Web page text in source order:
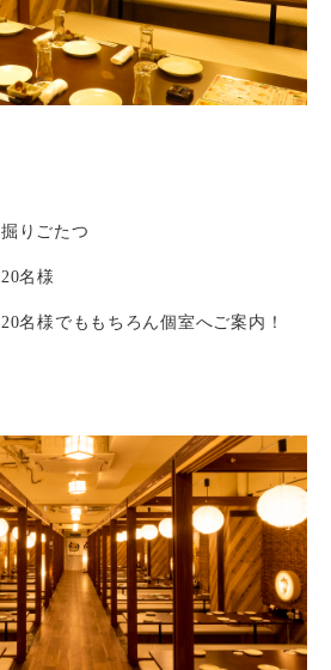
掘りごたつ
20名様
20名様でももちろん個室へご案内！